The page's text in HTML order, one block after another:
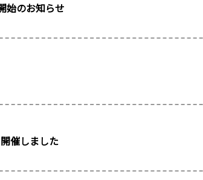
始のお知らせ
催しました